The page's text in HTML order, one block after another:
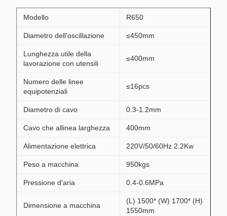
Modello R650
Diametro dell'oscillazione ≤450mm
Lunghezza utile della
lavorazione con utensili
≤400mm
Numero delle linee
equipotenziali
≤16pcs
Diametro di cavo 0.3-1.2mm
Cavo che allinea larghezza 400mm
Alimentazione elettrica 220V/50/60Hz 2.2Kw
Peso a macchina 950kgs
Pressione d'aria 0.4-0.6MPa
Dimensione a macchina
(L) 1500* (W) 1700* (H)
1550mm